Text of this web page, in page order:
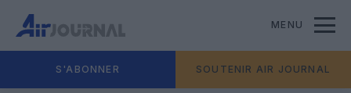
MENU
S'ABONNER SOUTENIR AIR JOURNAL